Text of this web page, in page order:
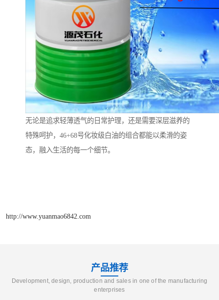
无论是追求轻薄透气的日常护理，还是需要深层滋养的
特殊呵护，46+68号化妆级白油的组合都能以柔滑的姿
态，融入生活的每一个细节。
http://www.yuanmao6842.com
产品推荐
Development, design, production and sales in one of the manufacturing
enterprises